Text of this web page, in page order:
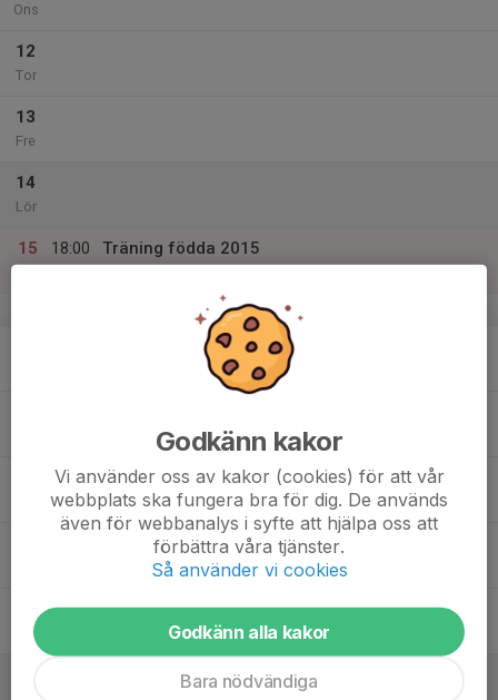
Ons
12
Tor
13
Fre
14
Lör
15
18:00
19:00
Träning födda 2015
v.51
Träning födda 2016
Morups Idrottshall
Fre
Godkänn kakor
Vi använder oss av kakor (cookies) för att vår
webbplats ska fungera bra för dig. De används
även för webbanalys i syfte att hjälpa oss att
förbättra våra tjänster.
Så använder vi cookies
Godkänn alla kakor
Bara nödvändiga